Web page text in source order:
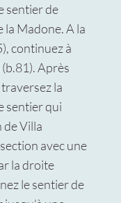
sentier de
Madone. A la
continuez à
Après
la
sentier qui
de Villa
avec une
la droite
le sentier de